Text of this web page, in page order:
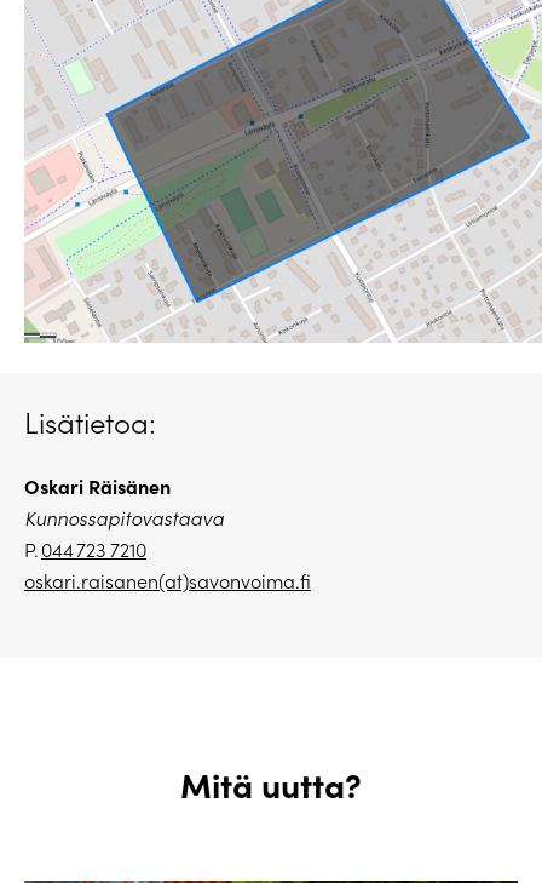
Lisätietoa:
Oskari Räisänen
Kunnossapitovastaava
P.044 723 7210
oskari.raisanen(at)savonvoima.fi
Mitä uutta?